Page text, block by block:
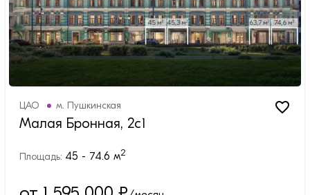
ЦАО м. Пушкинская
Малая Бронная, 2с1
Площадь: 45 - 74.6 м2